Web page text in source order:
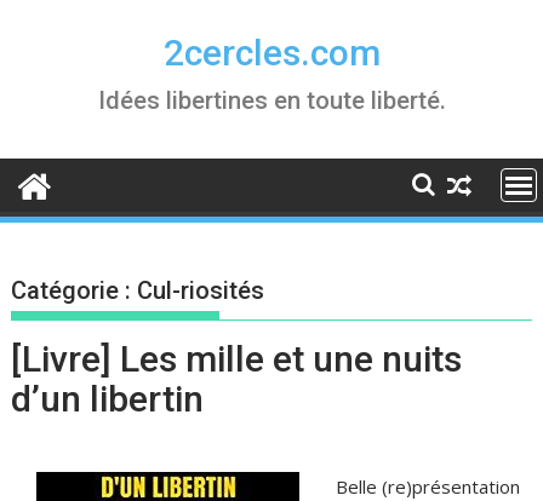
2cercles.com
Idées libertines en toute liberté.
Catégorie : Cul-riosités
[Livre] Les mille et une nuits
d’un libertin
Belle (re)présentation